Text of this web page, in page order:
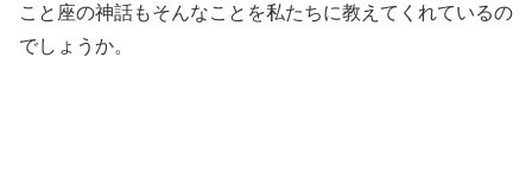
こと座の神話もそんなことを私たちに教えてくれているの
でしょうか。